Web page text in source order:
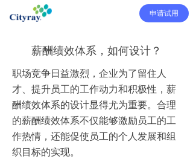
申请试用
薪酬绩效体系，如何设计？
职场竞争日益激烈，企业为了留住人
才、提升员工的工作动力和积极性，薪
酬绩效体系的设计显得尤为重要。合理
的薪酬绩效体系不仅能够激励员工的工
作热情，还能促使员工的个人发展和组
织目标的实现。